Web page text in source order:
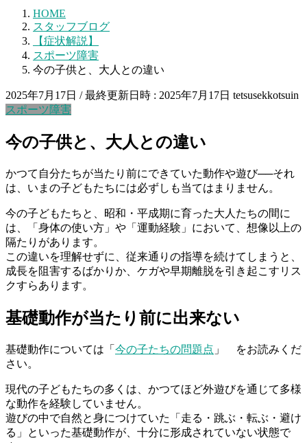
HOME
スタッフブログ
【症状解説】
スポーツ障害
今の子供と、大人との違い
2025年7月17日 / 最終更新日時 : 2025年7月17日 tetsusekkotsuin
スポーツ障害
今の子供と、大人との違い
かつて自分たちが当たり前にできていた動作や遊び──それ
は、いまの子どもたちには必ずしも当てはまりません。
今の子どもたちと、昭和・平成期に育った大人たちの間に
は、「身体の使い方」や「運動経験」において、想像以上の
隔たりがあります。
この違いを理解せずに、従来通りの指導を続けてしまうと、
成長を阻害するばかりか、ケガや早期離脱を引き起こすリス
クすらあります。
基礎動作が当たり前に出来ない
基礎動作については「 今の子たちの問題点 」 をお読みくだ
さい。
現代の子どもたちの多くは、かつてほど外遊びを通じて多様
な動作を経験していません。
遊びの中で自然と身につけていた「走る・跳ぶ・転ぶ・避け
る」といった基礎動作が、十分に形成されていない状態で